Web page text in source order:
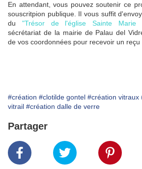
En attendant, vous pouvez soutenir ce
souscritpion publique. Il vous suffit
du "Trésor de l'église Sainte Marie
sécrétariat de la mairie de Palau del
de vos coordonnées pour recevoir un reçu
#création #clotilde gontel #création vitraux
vitrail #création dalle de verre
Partager